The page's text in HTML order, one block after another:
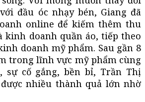
đầu óc nhạy bén, Giang đã
online để kiếm thêm thu
kinh doanh quần áo, tiếp theo
doanh mỹ phẩm. Sau gần 8
trong lĩnh vực mỹ phẩm cùng
sự cố gắng, bền bỉ, Trần Thị
nhiều thành quả lớn nhờ